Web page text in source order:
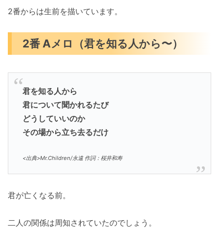
2番からは生前を描いています。
2番 Aメロ（君を知る人から〜）
君を知る人から
君について聞かれるたび
どうしていいのか
その場から立ち去るだけ
<出典>Mr.Children/永遠 作詞：桜井和寿
君が亡くなる前。
二人の関係は周知されていたのでしょう。